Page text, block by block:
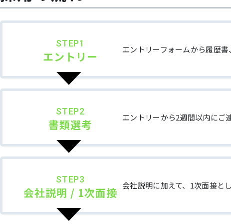
STEP1
エントリー エントリーフォームから履歴書
STEP2
書類選考 エントリーから2週間以内にご
STEP3
会社説明 / 1次面接 会社説明に加えて、1次面接と